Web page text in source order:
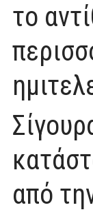
το
από